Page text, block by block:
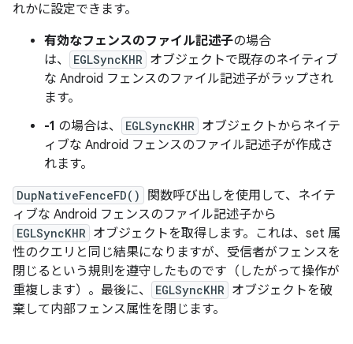
れかに設定できます。
有効なフェンスのファイル記述子の場合
は、
EGLSyncKHR オブジェクトで既存のネイティブ
な Android フェンスのファイル記述子がラップされ
ます。
-1 の場合は、 EGLSyncKHR オブジェクトからネイテ
ィブな Android フェンスのファイル記述子が作成さ
れます。
DupNativeFenceFD()
関数呼び出しを使用して、ネイテ
ィブな Android フェンスのファイル記述子から
EGLSyncKHR オブジェクトを取得します。これは、set 属
性のクエリと同じ結果になりますが、受信者がフェンスを
閉じるという規則を遵守したものです（したがって操作が
重複します）。最後に、
EGLSyncKHR オブジェクトを破
棄して内部フェンス属性を閉じます。